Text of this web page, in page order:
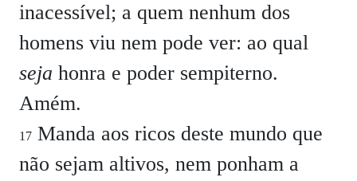
inacessível; a quem nenhum dos
homens viu nem pode ver: ao qual
seja honra e poder sempiterno.
Amém.
17 Manda aos ricos deste mundo que
não sejam altivos, nem ponham a